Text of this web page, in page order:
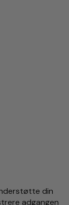
din
adgangen